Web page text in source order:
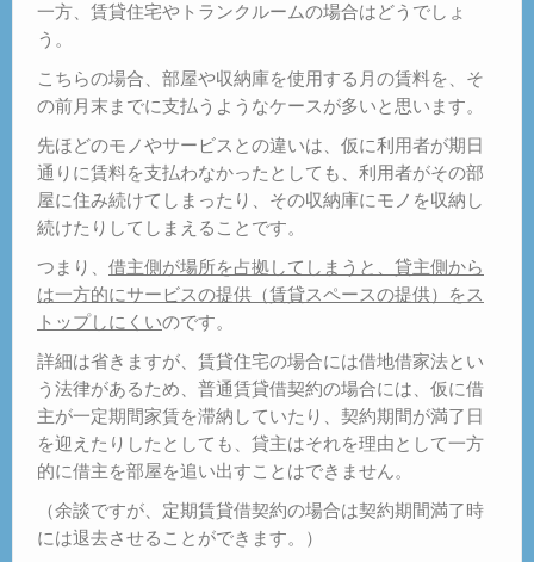
一方、賃貸住宅やトランクルームの場合はどうでしょ
う。
こちらの場合、部屋や収納庫を使用する月の賃料を、そ
の前月末までに支払うようなケースが多いと思います。
先ほどのモノやサービスとの違いは、仮に利用者が期日
通りに賃料を支払わなかったとしても、利用者がその部
屋に住み続けてしまったり、その収納庫にモノを収納し
続けたりしてしまえることです。
つまり、 借主側が場所を占拠してしまうと、貸主側から
は一方的にサービスの提供（賃貸スペースの提供）をス
トップしにくいのです。
詳細は省きますが、賃貸住宅の場合には借地借家法とい
う法律があるため、普通賃貸借契約の場合には、仮に借
主が一定期間家賃を滞納していたり、契約期間が満了日
を迎えたりしたとしても、貸主はそれを理由として一方
的に借主を部屋を追い出すことはできません。
（余談ですが、定期賃貸借契約の場合は契約期間満了時
には退去させることができます。）